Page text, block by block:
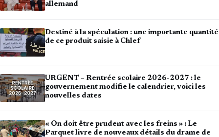
allemand
Destiné à la spéculation : une importante quantité
de ce produit saisie à Chlef
URGENT – Rentrée scolaire 2026-2027 : le
gouvernement modifie le calendrier, voici les
nouvelles dates
« On doit être prudent avec les freins » : Le
Parquet livre de nouveaux détails du drame de